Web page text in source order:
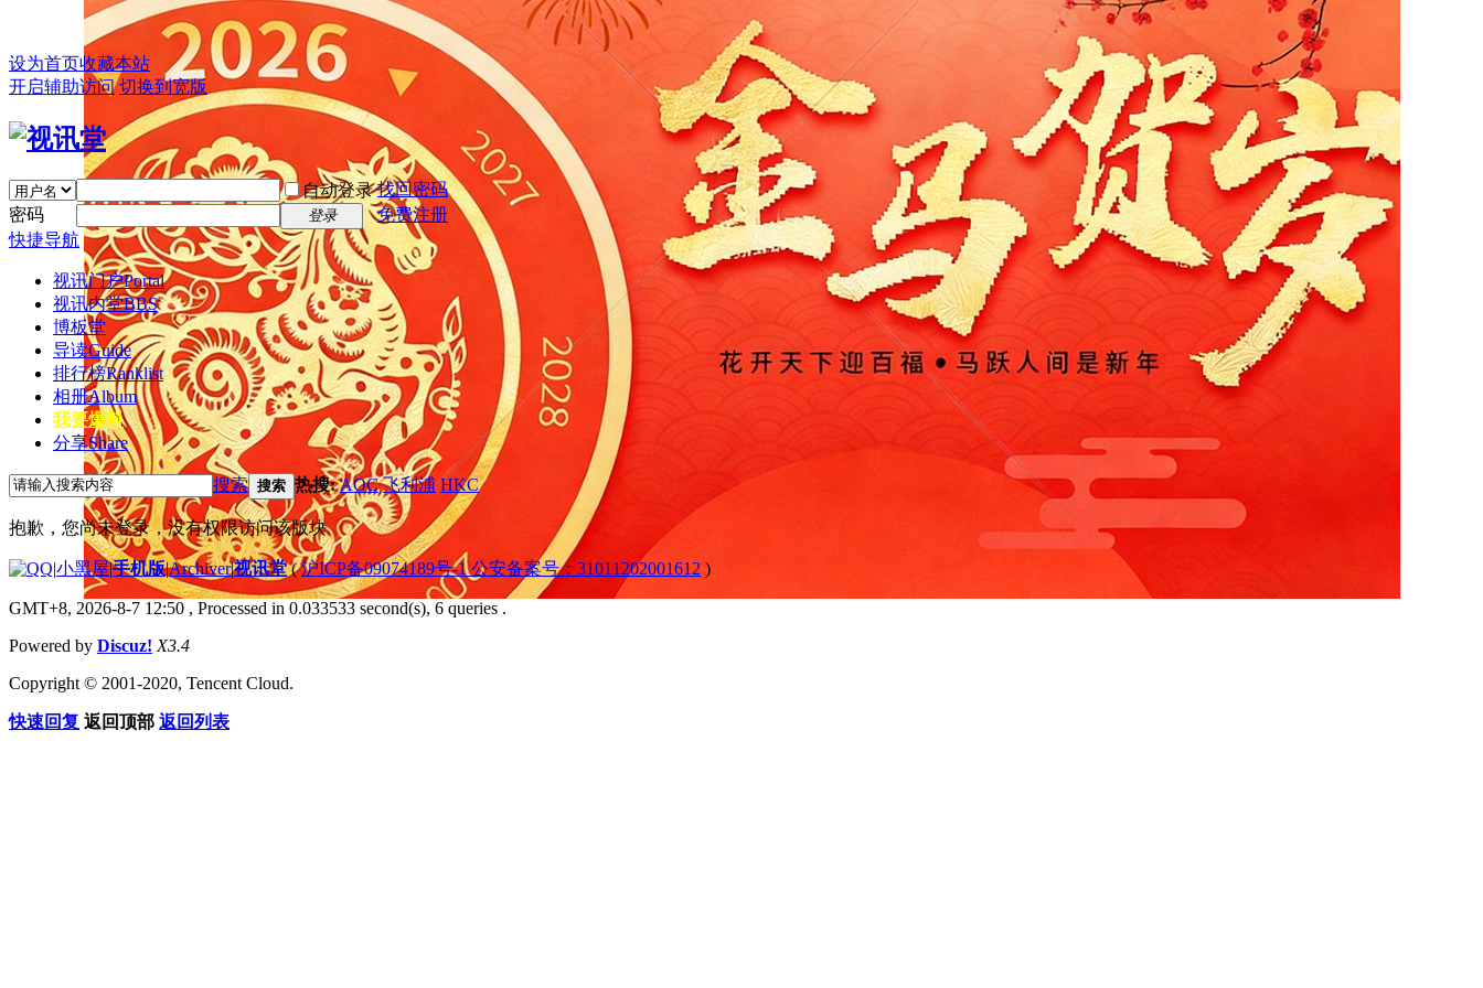
设为首页收藏本站
开启辅助访问 切换到宽版
自动登录 找回密码
密码
登录
免费注册
快捷导航
视讯门户Portal
视讯内堂BBS
博板堂
导读Guide
排行榜Ranklist
相册Album
我要爆料
分享Share
搜索 搜索 热搜:AOC 飞利浦 HKC
抱歉，您尚未登录，没有权限访问该版块
|小黑屋|手机版|Archiver|视讯堂(沪ICP备09074189号-1 公安备案号：31011202001612 )
GMT+8, 2026-8-7 12:50 , Processed in 0.033533 second(s), 6 queries .
Powered by Discuz! X3.4
Copyright © 2001-2020, Tencent Cloud.
快速回复 返回顶部 返回列表